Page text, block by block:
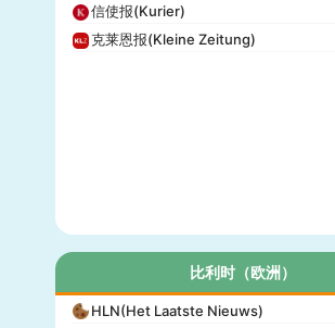
信使报(Kurier)
克莱恩报(Kleine Zeitung)
比利时（欧洲）
HLN(Het Laatste Nieuws)